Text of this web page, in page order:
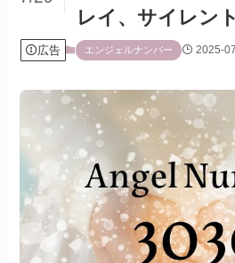
レイ、サイレン
広告 エンジェルナンバー 2025-